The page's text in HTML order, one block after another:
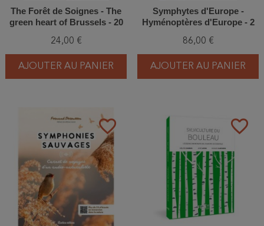
The Forêt de Soignes - The
green heart of Brussels - 20
escape the city
24,00 €
AJOUTER AU PANIER
Symphytes d'Europe -
Hyménoptères d'Europe - 2
86,00 €
AJOUTER AU PANIER
favorite_border favorite_border